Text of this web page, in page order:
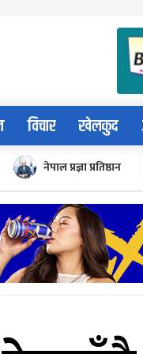
विचार खेलकुद
नेपाल प्रज्ञा प्रतिष्ठान